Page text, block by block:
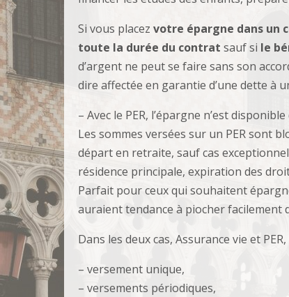
Si vous placez votre épargne dans un
toute la durée du contrat sauf si le
d’argent ne peut se faire sans son
dire affectée en garantie d’une dette à
– Avec le PER, l’épargne n’est
Les sommes versées sur un PER sont
départ en retraite, sauf cas
résidence principale, expiration des
Parfait pour ceux qui souhaitent
auraient tendance à piocher facilement
Dans les deux cas, Assurance vie et
– versement unique,
– versements périodiques,